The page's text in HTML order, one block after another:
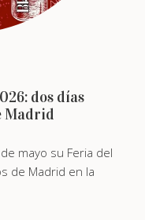
dos días
Madrid
mayo su Feria del
de Madrid en la